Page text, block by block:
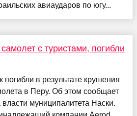
авиаударов по югу...
с туристами, погибли
погибли в результате крушения
в Перу. Об этом сообщает
муниципалитета Наски.